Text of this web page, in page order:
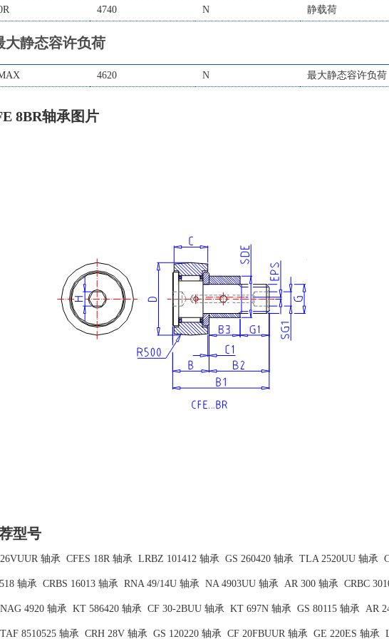
4740 N 静载荷
大静态容许负荷
4620 N 最大静态容许负荷
8BR轴承图片
型号
轴承 CFES 18R 轴承 LRBZ 101412 轴承 GS 260420 轴承 TLA 2520UU 轴承
轴承 CRBS 16013 轴承 RNA 49/14U 轴承 NA 4903UU 轴承 AR 300 轴承 CRBC
NAG 4920 轴承 KT 586420 轴承 CF 30-2BUU 轴承 KT 697N 轴承 GS 80115 轴承 AR
TAF 8510525 轴承 CRH 28V 轴承 GS 120220 轴承 CF 20FBUUR 轴承 GE 220ES 轴承